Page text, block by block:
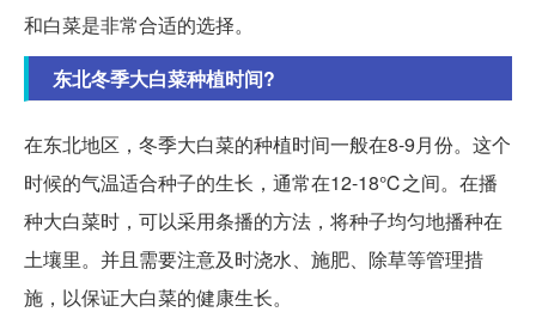
和白菜是非常合适的选择。
东北冬季大白菜种植时间?
在东北地区，冬季大白菜的种植时间一般在8-9月份。这个
时候的气温适合种子的生长，通常在12-18℃之间。在播
种大白菜时，可以采用条播的方法，将种子均匀地播种在
土壤里。并且需要注意及时浇水、施肥、除草等管理措
施，以保证大白菜的健康生长。